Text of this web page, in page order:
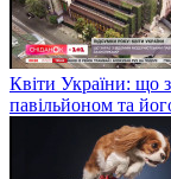
Квіти України: що
павільйоном та